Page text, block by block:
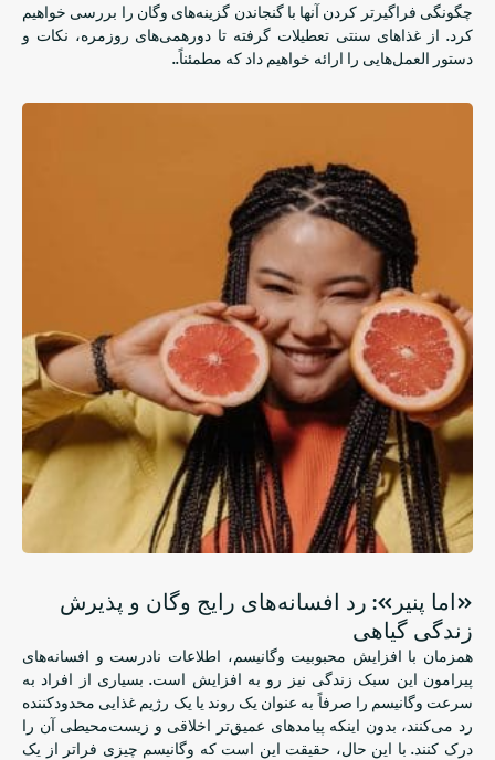
چگونگی فراگیرتر کردن آنها با گنجاندن گزینه‌های وگان را بررسی خواهیم
کرد. از غذاهای سنتی تعطیلات گرفته تا دورهمی‌های روزمره، نکات و
دستور العمل‌هایی را ارائه خواهیم داد که مطمئناً..
«اما پنیر»: رد افسانه‌های رایج وگان و پذیرش
زندگی گیاهی
همزمان با افزایش محبوبیت وگانیسم، اطلاعات نادرست و افسانه‌های
پیرامون این سبک زندگی نیز رو به افزایش است. بسیاری از افراد به
سرعت وگانیسم را صرفاً به عنوان یک روند یا یک رژیم غذایی محدودکننده
رد می‌کنند، بدون اینکه پیامدهای عمیق‌تر اخلاقی و زیست‌محیطی آن را
درک کنند. با این حال، حقیقت این است که وگانیسم چیزی فراتر از یک